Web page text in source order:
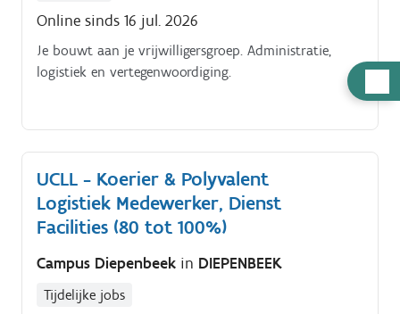
Online sinds 16 jul. 2026
Je bouwt aan je vrijwilligersgroep. Administratie,
logistiek en vertegenwoordiging.
UCLL - Koerier & Polyvalent
Logistiek Medewerker, Dienst
Facilities (80 tot 100%)
Campus Diepenbeek in DIEPENBEEK
Tijdelijke jobs